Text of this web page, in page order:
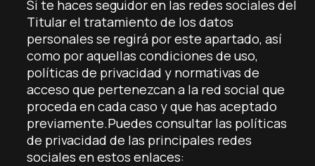
Si te haces seguidor en las redes sociales del
Titular el tratamiento de los datos
personales se regirá por este apartado, así
como por aquellas condiciones de uso,
políticas de privacidad y normativas de
acceso que pertenezcan a la red social que
proceda en cada caso y que has aceptado
previamente.Puedes consultar las políticas
de privacidad de las principales redes
sociales en estos enlaces: